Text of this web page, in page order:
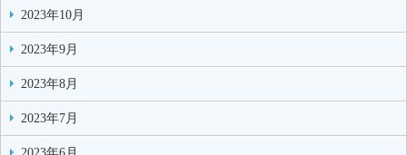
2023年10月
2023年9月
2023年8月
2023年7月